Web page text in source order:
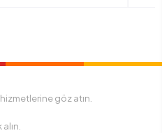
göz atın.